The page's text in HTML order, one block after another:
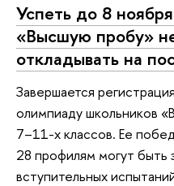
Успеть до 8
«Высшую пробу»
откладывать на
Завершается
олимпиаду школьников
7–11-х классов. Ее
28 профилям могут быть
вступительных